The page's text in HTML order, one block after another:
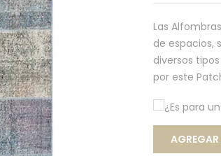
Las
de espacios,
diversos
por este
¿Es para
AGREGAR